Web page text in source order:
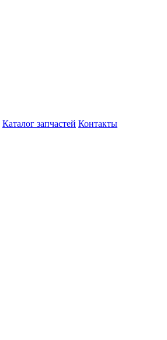
Каталог запчастей Контакты